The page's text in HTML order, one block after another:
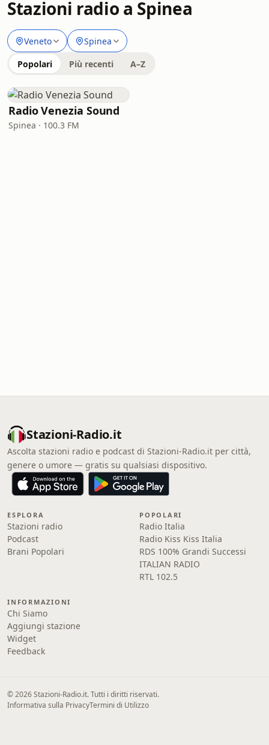
Stazioni radio a Spinea
Veneto Spinea
Popolari Più recenti A–Z
Radio Venezia Sound
Spinea · 100.3 FM
Stazioni-Radio.it
Ascolta stazioni radio e podcast di Stazioni-Radio.it per città,
genere o umore — gratis su qualsiasi dispositivo.
ESPLORA
Stazioni radio
Podcast
Brani Popolari
POPOLARI
Radio Italia
Radio Kiss Kiss Italia
RDS 100% Grandi Successi
ITALIAN RADIO
RTL 102.5
INFORMAZIONI
Chi Siamo
Aggiungi stazione
Widget
Feedback
© 2026 Stazioni-Radio.it. Tutti i diritti riservati.
Informativa sulla PrivacyTermini di Utilizzo